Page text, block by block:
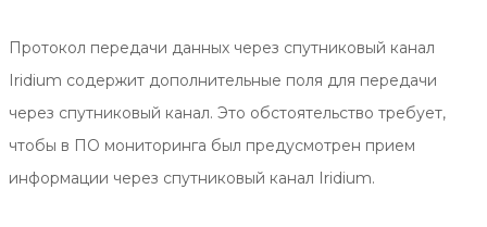
Протокол передачи данных через спутниковый канал
Iridium содержит дополнительные поля для передачи
через спутниковый канал. Это обстоятельство требует,
чтобы в ПО мониторинга был предусмотрен прием
информации через спутниковый канал Iridium.